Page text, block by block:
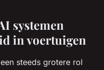
systemen
in voertuigen
steeds grotere rol